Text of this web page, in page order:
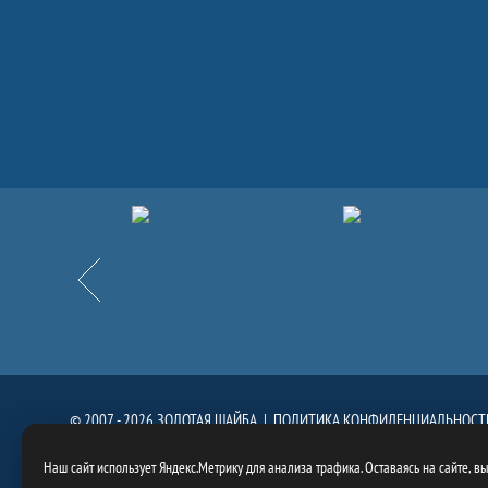
Назад
Партнёры
© 2007 - 2026 ЗОЛОТАЯ ШАЙБА |ПОЛИТИКА
Наш сайт использует Яндекс.Метрику для анализа трафика. Оставаясь на сайте,